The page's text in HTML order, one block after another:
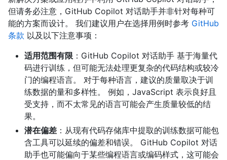
但请务必注意，GitHub Copilot 对话助手并非针对每种可
能的方案而设计。 我们建议用户在选择用例时参考 GitHub
条款 以及以下注意事项：
适用范围有限 ：GitHub Copilot 对话助手 基于海量代
码进行训练，但可能无法处理更复杂的代码结构或较冷
门的编程语言。 对于每种语言，建议的质量取决于训
练数据的量和多样性。 例如，JavaScript 表示良好且
受支持，而不太常见的语言可能会产生质量较低的结
果。
潜在偏差 ：从现有代码存储库中提取的训练数据可能包
含工具可以延续的偏差和错误。 GitHub Copilot 对话
助手也可能偏向于某些编程语言或编码样式，这可能会